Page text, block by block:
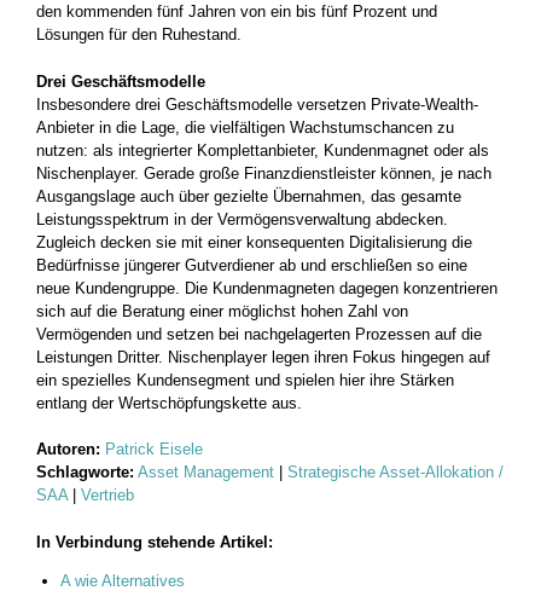
den kommenden fünf Jahren von ein bis fünf Prozent und
Lösungen für den Ruhestand.
Drei Geschäftsmodelle
Insbesondere drei Geschäftsmodelle versetzen Private-Wealth-
Anbieter in die Lage, die vielfältigen Wachstumschancen zu
nutzen: als integrierter Komplettanbieter, Kundenmagnet oder als
Nischenplayer. Gerade große Finanzdienstleister können, je nach
Ausgangslage auch über gezielte Übernahmen, das gesamte
Leistungsspektrum in der Vermögensverwaltung abdecken.
Zugleich decken sie mit einer konsequenten Digitalisierung die
Bedürfnisse jüngerer Gutverdiener ab und erschließen so eine
neue Kundengruppe. Die Kundenmagneten dagegen konzentrieren
sich auf die Beratung einer möglichst hohen Zahl von
Vermögenden und setzen bei nachgelagerten Prozessen auf die
Leistungen Dritter. Nischenplayer legen ihren Fokus hingegen auf
ein spezielles Kundensegment und spielen hier ihre Stärken
entlang der Wertschöpfungskette aus.
Autoren: Patrick Eisele
Schlagworte: Asset Management
Strategische Asset-Allokation /
SAA| Vertrieb
In Verbindung stehende Artikel:
A wie Alternatives